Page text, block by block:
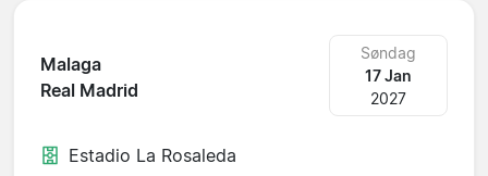
Malaga
Real Madrid
Søndag
17 Jan
2027
Estadio La Rosaleda